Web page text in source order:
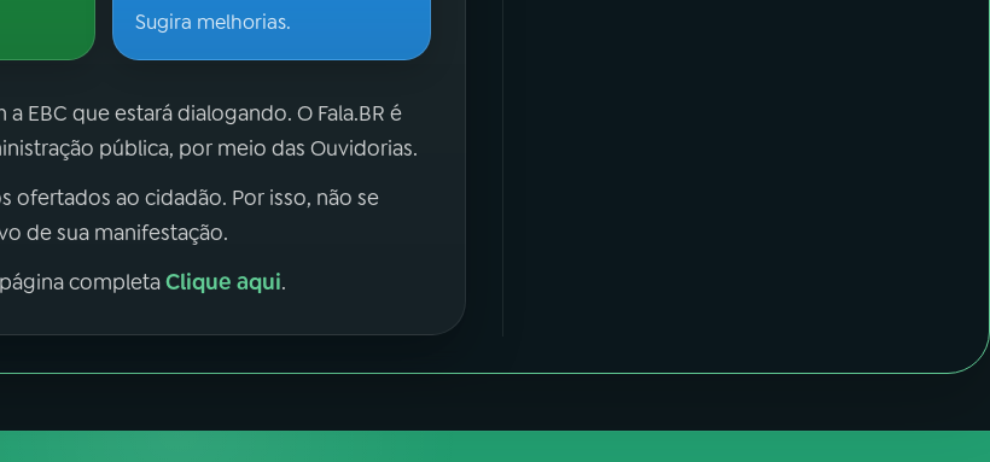
Sugira melhorias.
EBC que estará dialogando. O Fala.BR é
pública, por meio das Ouvidorias.
ofertados ao cidadão. Por isso, não se
de sua manifestação.
completaClique aqui.